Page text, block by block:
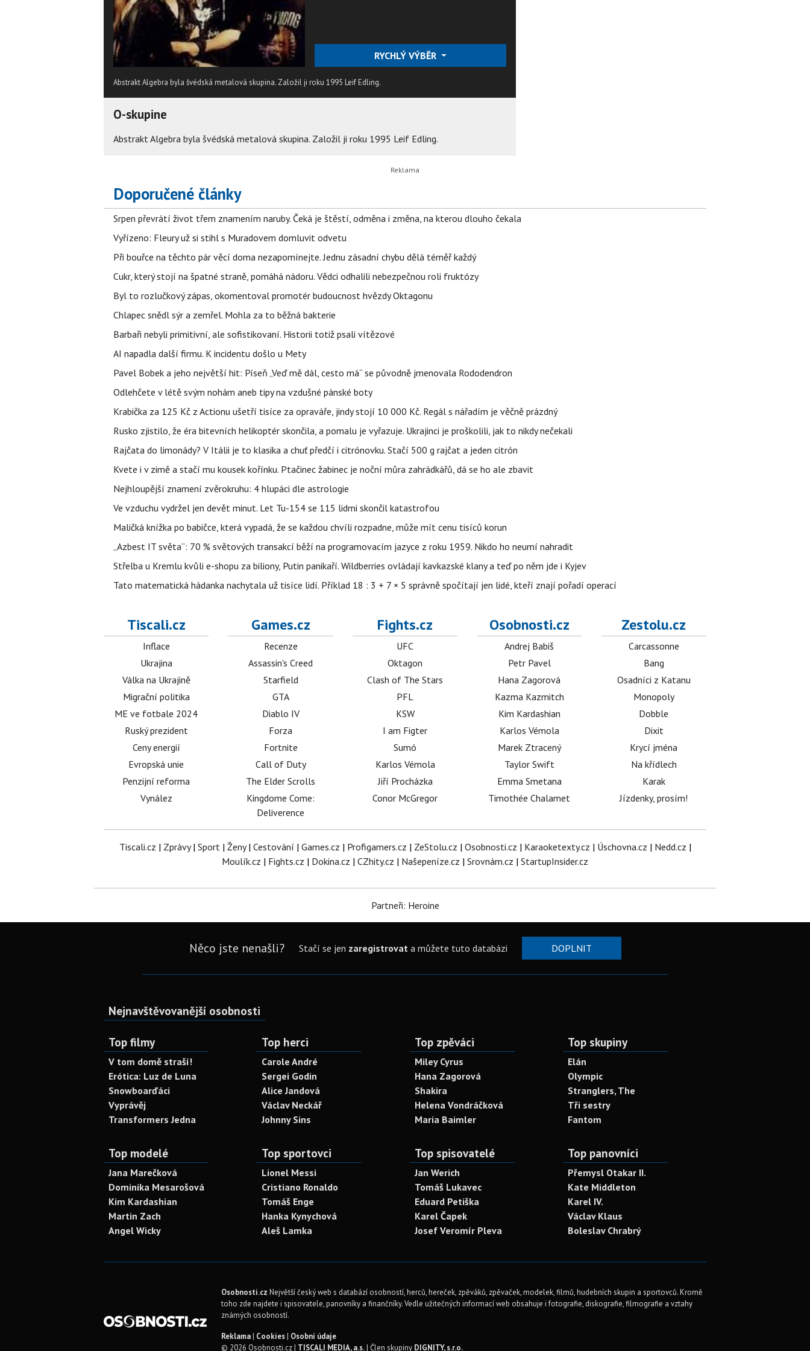
RYCHLÝ VÝBĚR
Abstrakt Algebra byla švédská metalová skupina. Založil ji roku 1995 Leif Edling.
O-skupine
Abstrakt Algebra byla švédská metalová skupina. Založil ji roku 1995 Leif Edling.
Doporučené články
Srpen převrátí život třem znamením naruby. Čeká je štěstí, odměna i změna, na kterou dlouho čekala
Vyřízeno: Fleury už si stihl s Muradovem domluvit odvetu
Při bouřce na těchto pár věcí doma nezapomínejte. Jednu zásadní chybu dělá téměř každý
Cukr, který stojí na špatné straně, pomáhá nádoru. Vědci odhalili nebezpečnou roli fruktózy
Byl to rozlučkový zápas, okomentoval promotér budoucnost hvězdy Oktagonu
Chlapec snědl sýr a zemřel. Mohla za to běžná bakterie
Barbaři nebyli primitivní, ale sofistikovaní. Historii totiž psali vítězové
AI napadla další firmu. K incidentu došlo u Mety
Pavel Bobek a jeho největší hit: Píseň „Veď mě dál, cesto má“ se původně jmenovala Rododendron
Odlehčete v létě svým nohám aneb tipy na vzdušné pánské boty
Krabička za 125 Kč z Actionu ušetří tisíce za opraváře, jindy stojí 10 000 Kč. Regál s nářadím je věčně prázdný
Rusko zjistilo, že éra bitevních helikoptér skončila, a pomalu je vyřazuje. Ukrajinci je proškolili, jak to nikdy nečekali
Rajčata do limonády? V Itálii je to klasika a chuť předčí i citrónovku. Stačí 500 g rajčat a jeden citrón
Kvete i v zimě a stačí mu kousek kořínku. Ptačinec žabinec je noční můra zahrádkářů, dá se ho ale zbavit
Nejhloupější znamení zvěrokruhu: 4 hlupáci dle astrologie
Ve vzduchu vydržel jen devět minut. Let Tu-154 se 115 lidmi skončil katastrofou
Maličká knížka po babičce, která vypadá, že se každou chvíli rozpadne, může mít cenu tisíců korun
„Azbest IT světa“: 70 % světových transakcí běží na programovacím jazyce z roku 1959. Nikdo ho neumí nahradit
Střelba u Kremlu kvůli e-shopu za biliony, Putin panikaří. Wildberries ovládají kavkazské klany a teď po něm jde i Kyjev
Tato matematická hádanka nachytala už tisíce lidí. Příklad 18 : 3 + 7 × 5 správně spočítají jen lidé, kteří znají pořadí operací
Tiscali.cz
Inflace
Ukrajina
Válka na Ukrajině
Migrační politika
ME ve fotbale 2024
Ruský prezident
Ceny energií
Evropská unie
Penzijní reforma
Vynález
Games.cz
Recenze
Assassin's Creed
Starfield
GTA
Diablo IV
Forza
Fortnite
Call of Duty
The Elder Scrolls
Kingdome Come:
Deliverence
Fights.cz
UFC
Oktagon
Clash of The Stars
PFL
KSW
I am Figter
Sumó
Karlos Vémola
Jiří Procházka
Conor McGregor
Osobnosti.cz
Andrej Babiš
Petr Pavel
Hana Zagorová
Kazma Kazmitch
Kim Kardashian
Karlos Vémola
Marek Ztracený
Taylor Swift
Emma Smetana
Timothée Chalamet
Zestolu.cz
Carcassonne
Bang
Osadníci z Katanu
Monopoly
Dobble
Dixit
Krycí jména
Na křídlech
Karak
Jízdenky, prosím!
Tiscali.cz | Zprávy| Sport| Ženy| Cestování | Games.cz | Profigamers.cz | ZeStolu.cz | Osobnosti.cz | Karaoketexty.cz | Úschovna.cz | Nedd.cz |
Moulík.cz | Fights.cz | Dokina.cz | CZhity.cz | Našepeníze.cz | Srovnám.cz | StartupInsider.cz
Partneři: Heroine
Něco jste nenašli? Stačí se jen zaregistrovata můžete tuto databázi DOPLNIT
Nejnavštěvovanější osobnosti
Top filmy
V tom domě straší!
Erótica: Luz de Luna
Snowboarďáci
Vyprávěj
Transformers Jedna
Top herci
Carole André
Sergei Godin
Alice Jandová
Václav Neckář
Johnny Sins
Top zpěváci
Miley Cyrus
Hana Zagorová
Shakira
Helena Vondráčková
Maria Baimler
Top skupiny
Elán
Olympic
Stranglers, The
Tři sestry
Fantom
Top modelé
Jana Marečková
Dominika Mesarošová
Kim Kardashian
Martin Zach
Angel Wicky
Top sportovci
Lionel Messi
Cristiano Ronaldo
Tomáš Enge
Hanka Kynychová
Aleš Lamka
Top spisovatelé
Jan Werich
Tomáš Lukavec
Eduard Petiška
Karel Čapek
Josef Veromír Pleva
Top panovníci
Přemysl Otakar II.
Kate Middleton
Karel IV.
Václav Klaus
Boleslav Chrabrý
Osobnosti.cz Největší český web s databází osobností, herců, hereček, zpěváků, zpěvaček, modelek, filmů, hudebních skupin a sportovců. Kromě
toho zde najdete i spisovatele, panovníky a finančníky. Vedle užitečných informací web obsahuje i fotografie, diskografie, filmografie a vztahy
známých osobností.
Reklama Cookies Osobní údaje
© 2026 Osobnosti.cz | TISCALI MEDIA, a.s. | Člen skupiny DIGNITY, s.r.o.